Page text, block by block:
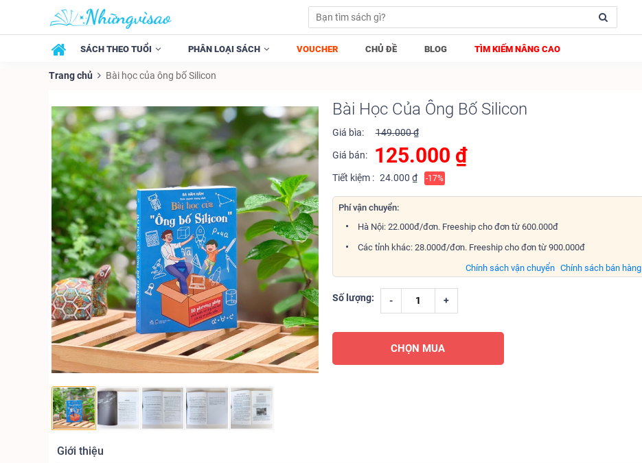
SÁCH THEO TUỔI PHÂN LOẠI SÁCH VOUCHER CHỦ ĐỀ BLOG TÌM KIẾM NÂNG CAO
Trang chủ Bài học của ông bố Silicon
Bài Học Của Ông Bố Silicon
Giá bìa: 149.000 ₫
Giá bán: 125.000 ₫
Tiết kiệm : 24.000 ₫ -17%
Phí vận chuyển:
Hà Nội: 22.000đ/đơn. Freeship cho đơn từ 600.000đ
Các tỉnh khác: 28.000đ/đơn. Freeship cho đơn từ 900.000đ
Chính sách bán hàng
Chính sách vận chuyển
Số lượng: - +
CHỌN MUA
Giới thiệu